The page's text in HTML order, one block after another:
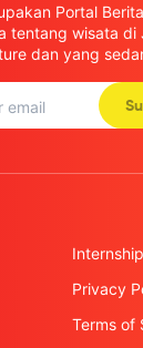
Portal
tentang wisata di
dan yang
Internship
Privacy
Terms of